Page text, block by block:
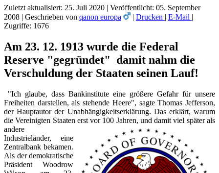
Zuletzt aktualisiert: 25. Juli 2020 | Veröffentlicht: 05. September
2008 | Geschrieben von qanon europa | Drucken | E-Mail |
Zugriffe: 1676
Am 23. 12. 1913 wurde die Federal
Reserve "gegründet" damit nahm die
Verschuldung der Staaten seinen Lauf!
"Ich glaube, dass Bankinstitute eine größere Gefahr für unsere
Freiheiten darstellen, als stehende Heere", sagte Thomas Jefferson,
der Hauptautor der Unabhängigkeitserklärung. Das erklärt, warum
die Vereinigten Staaten erst vor 100 Jahren, und damit viel später als
andere
Industrieländer, eine
Zentralbank bekamen.
Als der demokratische
Präsident Woodrow